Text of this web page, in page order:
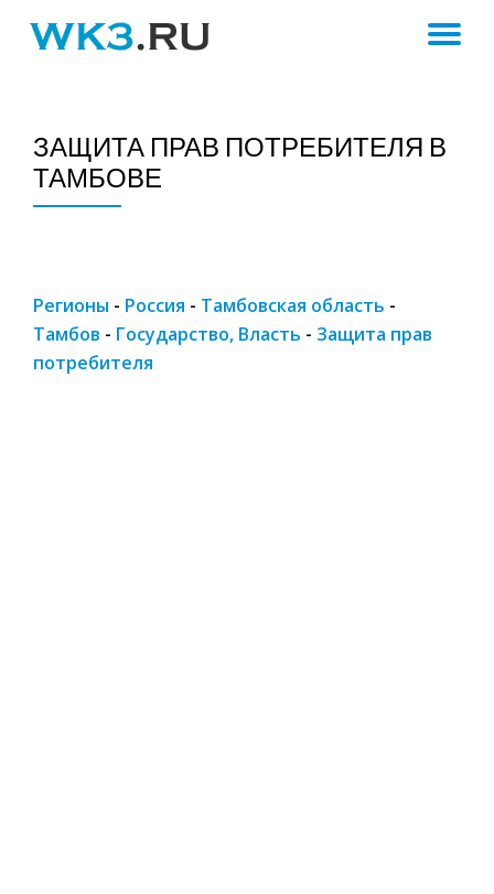
ЗАЩИТА ПРАВ ПОТРЕБИТЕЛЯ В
ТАМБОВЕ
Регионы - Россия - Тамбовская область -
Тамбов - Государство, Власть - Защита прав
потребителя